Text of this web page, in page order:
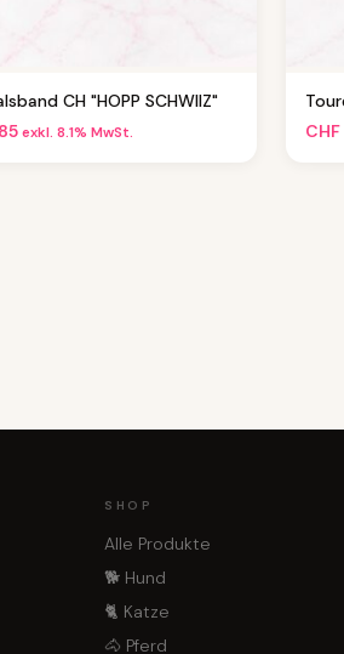
CH "HOPP SCHWIIZ"
85exkl. 8.1% MwSt.
CHF
SHOP
Alle Produkte
🐕 Hund
🐈 Katze
🐴 Pferd